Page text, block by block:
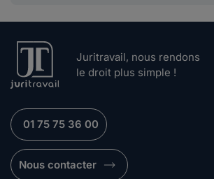
Juritravail, nous rendons
le droit plus simple !
01 75 75 36 00
Nous contacter